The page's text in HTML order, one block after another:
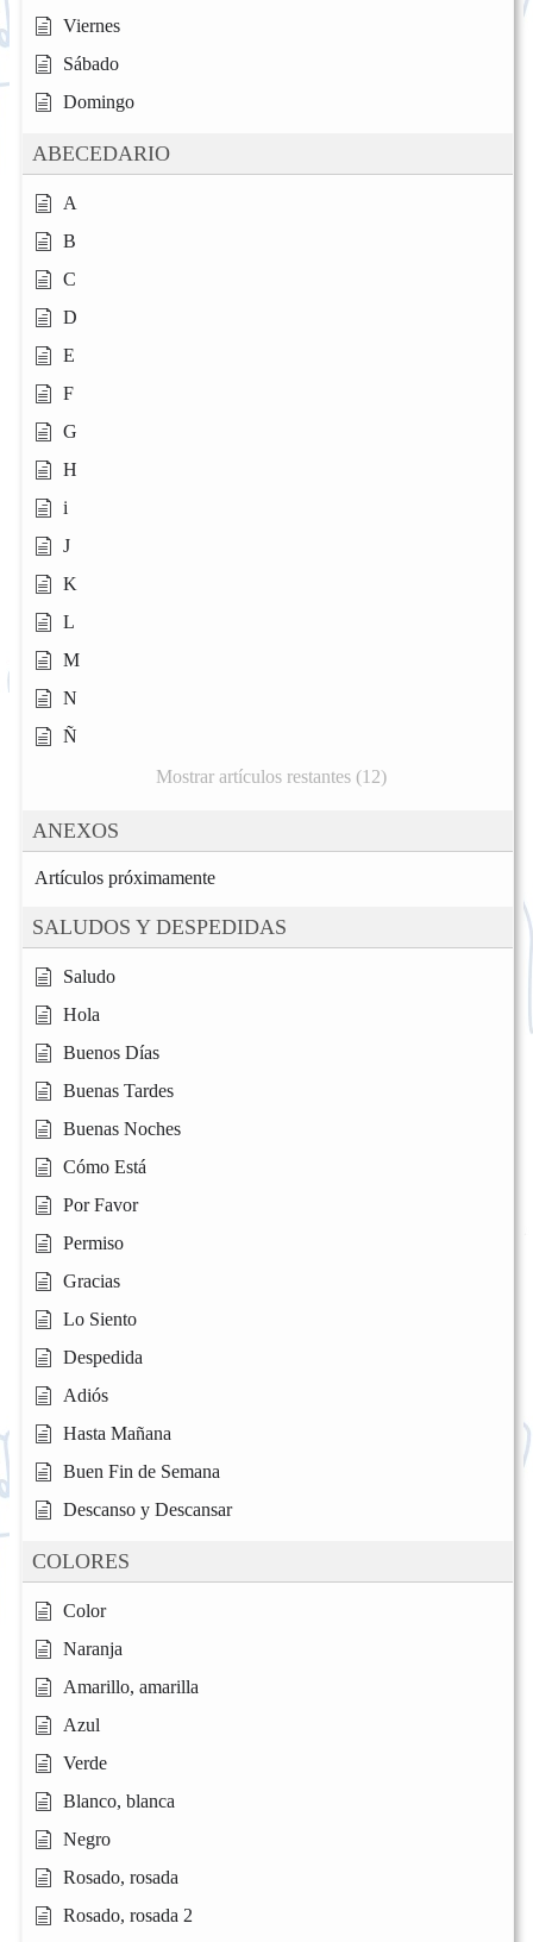
Viernes
Sábado
Domingo
ABECEDARIO
A
B
C
D
E
F
G
H
i
J
K
L
M
N
Ñ
Mostrar artículos restantes (12)
ANEXOS
Artículos próximamente
SALUDOS Y DESPEDIDAS
Saludo
Hola
Buenos Días
Buenas Tardes
Buenas Noches
Cómo Está
Por Favor
Permiso
Gracias
Lo Siento
Despedida
Adiós
Hasta Mañana
Buen Fin de Semana
Descanso y Descansar
COLORES
Color
Naranja
Amarillo, amarilla
Azul
Verde
Blanco, blanca
Negro
Rosado, rosada
Rosado, rosada 2